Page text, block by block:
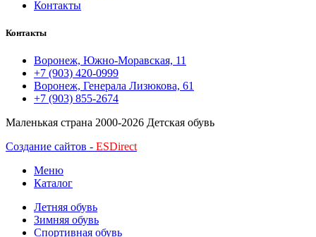
Контакты
Контакты
Воронеж, Южно-Моравская, 11
+7 (903) 420-0999
Воронеж, Генерала Лизюкова, 61
+7 (903) 855-2674
Маленькая страна 2000-2026 Детская обувь
Создание сайтов - ESDirect
Меню
Каталог
Летняя обувь
Зимняя обувь
Спортивная обувь